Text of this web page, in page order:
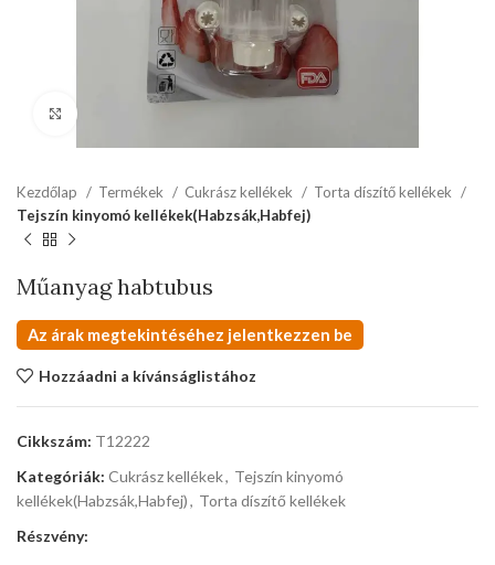
Kezdőlap Termékek Cukrász kellékek
Torta díszítő kellékek
Tejszín kinyomó kellékek(Habzsák,Habfej)
Műanyag habtubus
Az árak megtekintéséhez jelentkezzen be
Hozzáadni a kívánságlistához
Cikkszám: T12222
Kategóriák: Cukrász kellékek, Tejszín kinyomó
kellékek(Habzsák,Habfej), Torta díszítő kellékek
Részvény: